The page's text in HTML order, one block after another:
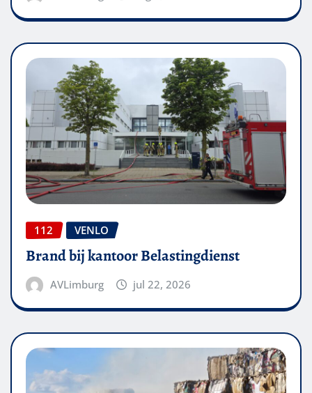
112 VENLO
Brand bij kantoor Belastingdienst
AVLimburg jul 22, 2026